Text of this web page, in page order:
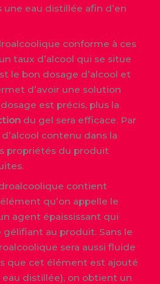
une eau distillée afin d’en
conforme à ces
taux d’alcool qui se situe
le bon dosage d’alcool et
d’avoir une solution
est précis, plus la
du gel sera efficace. Par
contenu dans la
propriétés du produit
contient
qu’on appelle le
agent épaississant qui
au produit. Sans le
sera aussi fluide
que cet élément est ajouté
eau distillée), on obtient un